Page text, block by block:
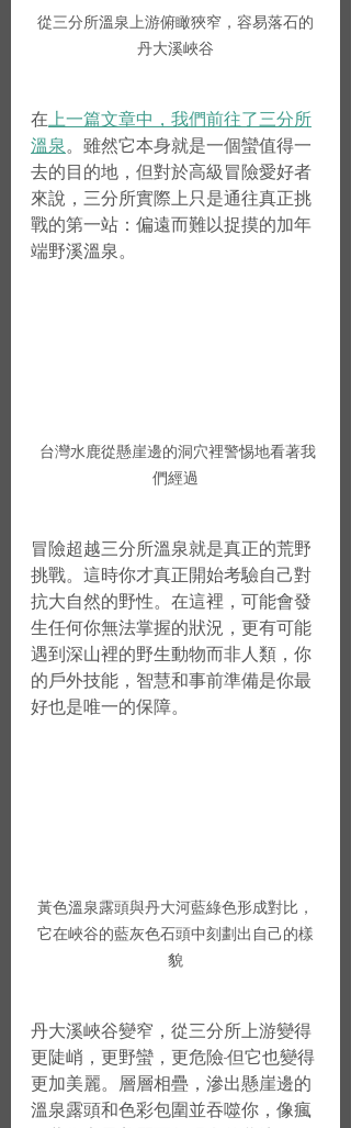
從三分所溫泉上游俯瞰狹窄，容易落石的
丹大溪峽谷
在上一篇文章中，我們前往了三分所
溫泉。雖然它本身就是一個蠻值得一
去的目的地，但對於高級冒險愛好者
來說，三分所實際上只是通往真正挑
戰的第一站：偏遠而難以捉摸的加年
端野溪溫泉。
們經過
冒險超越三分所溫泉就是真正的荒野
挑戰。這時你才真正開始考驗自己對
抗大自然的野性。在這裡，可能會發
生任何你無法掌握的狀況，更有可能
遇到深山裡的野生動物而非人類，你
的戶外技能，智慧和事前準備是你最
好也是唯一的保障。
黃色溫泉露頭與丹大河藍綠色形成對比，
它在峽谷的藍灰色石頭中刻劃出自己的樣
貌
丹大溪峽谷變窄，從三分所上游變得
更陡峭，更野蠻，更危險-但它也變得
更加美麗。層層相疊，滲出懸崖邊的
溫泉露頭和色彩包圍並吞噬你，像瘋